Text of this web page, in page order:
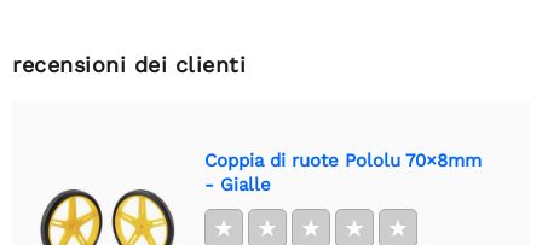
recensioni dei clienti
Coppia di ruote Pololu 70×8mm
- Gialle
★ ★ ★ ★ ★